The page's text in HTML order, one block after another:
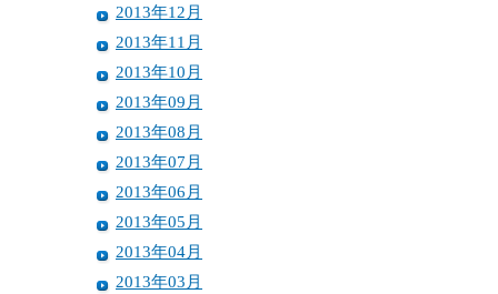
2013年12月
2013年11月
2013年10月
2013年09月
2013年08月
2013年07月
2013年06月
2013年05月
2013年04月
2013年03月